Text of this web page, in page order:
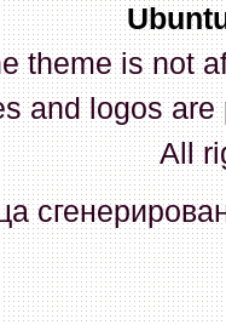
же
12:56:37
доброго
1245, 3-
чтобы
в системе
theme is not
and logos
All